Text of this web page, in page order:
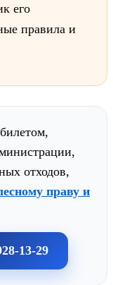
его
правила и
отходов,
праву и
13-29